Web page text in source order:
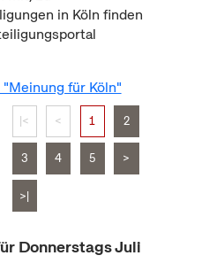
in Köln finden
für Köln"
|< < 1 2
3 4 5 >
>|
Donnerstags Juli